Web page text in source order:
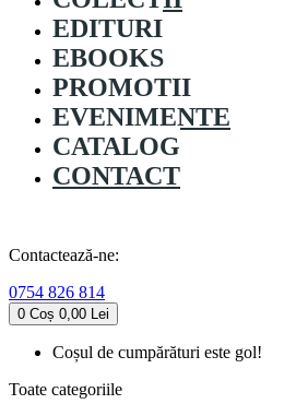
EDITURI
EBOOKS
PROMOȚII
EVENIMENTE
CATALOG
CONTACT
Contactează-ne:
0754 826 814
0 Coș 0,00 Lei
Coșul de cumpărături este gol!
Toate categoriile